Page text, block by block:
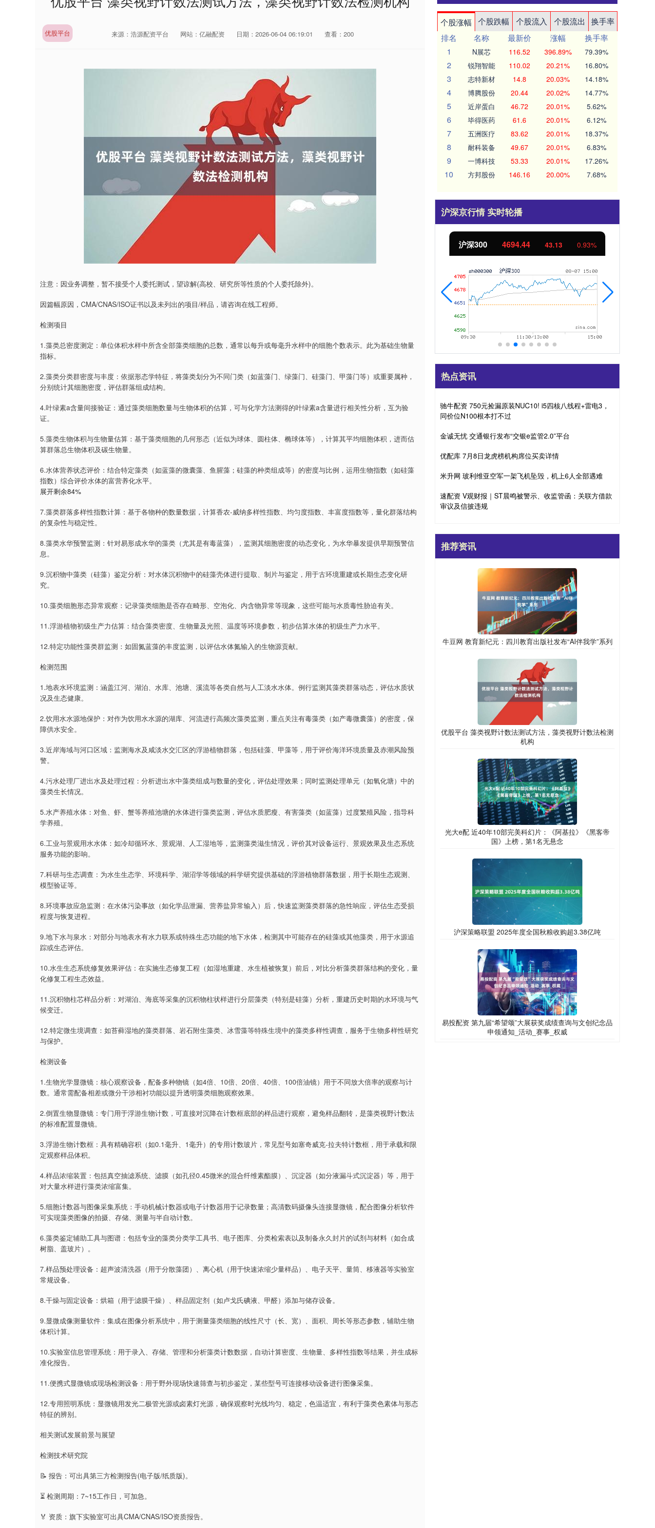
优股平台 来源：浩源配资平台 网站：亿融配资 日期：2026-06-04 06:19:01 查看：200
注意：因业务调整，暂不接受个人委托测试，望谅解(高校、研究所等性质的个人委托除外)。
因篇幅原因，CMA/CNAS/ISO证书以及未列出的项目/样品，请咨询在线工程师。
检测项目
1.藻类总密度测定：单位体积水样中所含全部藻类细胞的总数，通常以每升或每毫升水样中的细胞个数表示。此为基础生物量
指标。
2.藻类分类群密度与丰度：依据形态学特征，将藻类划分为不同门类（如蓝藻门、绿藻门、硅藻门、甲藻门等）或重要属种，
分别统计其细胞密度，评估群落组成结构。
4.叶绿素a含量间接验证：通过藻类细胞数量与生物体积的估算，可与化学方法测得的叶绿素a含量进行相关性分析，互为验
证。
5.藻类生物体积与生物量估算：基于藻类细胞的几何形态（近似为球体、圆柱体、椭球体等），计算其平均细胞体积，进而估
算群落总生物体积及碳生物量。
6.水体营养状态评价：结合特定藻类（如蓝藻的微囊藻、鱼腥藻；硅藻的种类组成等）的密度与比例，运用生物指数（如硅藻
指数）综合评价水体的富营养化水平。
展开剩余84%
7.藻类群落多样性指数计算：基于各物种的数量数据，计算香农-威纳多样性指数、均匀度指数、丰富度指数等，量化群落结构
的复杂性与稳定性。
8.藻类水华预警监测：针对易形成水华的藻类（尤其是有毒蓝藻），监测其细胞密度的动态变化，为水华暴发提供早期预警信
息。
9.沉积物中藻类（硅藻）鉴定分析：对水体沉积物中的硅藻壳体进行提取、制片与鉴定，用于古环境重建或长期生态变化研
究。
10.藻类细胞形态异常观察：记录藻类细胞是否存在畸形、空泡化、内含物异常等现象，这些可能与水质毒性胁迫有关。
11.浮游植物初级生产力估算：结合藻类密度、生物量及光照、温度等环境参数，初步估算水体的初级生产力水平。
12.特定功能性藻类群监测：如固氮蓝藻的丰度监测，以评估水体氮输入的生物源贡献。
检测范围
1.地表水环境监测：涵盖江河、湖泊、水库、池塘、溪流等各类自然与人工淡水水体。例行监测其藻类群落动态，评估水质状
况及生态健康。
2.饮用水水源地保护：对作为饮用水水源的湖库、河流进行高频次藻类监测，重点关注有毒藻类（如产毒微囊藻）的密度，保
障供水安全。
3.近岸海域与河口区域：监测海水及咸淡水交汇区的浮游植物群落，包括硅藻、甲藻等，用于评价海洋环境质量及赤潮风险预
警。
4.污水处理厂进出水及处理过程：分析进出水中藻类组成与数量的变化，评估处理效果；同时监测处理单元（如氧化塘）中的
藻类生长情况。
5.水产养殖水体：对鱼、虾、蟹等养殖池塘的水体进行藻类监测，评估水质肥瘦、有害藻类（如蓝藻）过度繁殖风险，指导科
学养殖。
6.工业与景观用水水体：如冷却循环水、景观湖、人工湿地等，监测藻类滋生情况，评价其对设备运行、景观效果及生态系统
服务功能的影响。
7.科研与生态调查：为水生生态学、环境科学、湖沼学等领域的科学研究提供基础的浮游植物群落数据，用于长期生态观测、
模型验证等。
8.环境事故应急监测：在水体污染事故（如化学品泄漏、营养盐异常输入）后，快速监测藻类群落的急性响应，评估生态受损
程度与恢复进程。
9.地下水与泉水：对部分与地表水有水力联系或特殊生态功能的地下水体，检测其中可能存在的硅藻或其他藻类，用于水源追
踪或生态评估。
10.水生生态系统修复效果评估：在实施生态修复工程（如湿地重建、水生植被恢复）前后，对比分析藻类群落结构的变化，量
化修复工程生态效益。
11.沉积物柱芯样品分析：对湖泊、海底等采集的沉积物柱状样进行分层藻类（特别是硅藻）分析，重建历史时期的水环境与气
候变迁。
12.特定微生境调查：如苔藓湿地的藻类群落、岩石附生藻类、冰雪藻等特殊生境中的藻类多样性调查，服务于生物多样性研究
与保护。
检测设备
1.生物光学显微镜：核心观察设备，配备多种物镜（如4倍、10倍、20倍、40倍、100倍油镜）用于不同放大倍率的观察与计
数。通常需配备相差或微分干涉相衬功能以提升透明藻类细胞观察效果。
2.倒置生物显微镜：专门用于浮游生物计数，可直接对沉降在计数框底部的样品进行观察，避免样品翻转，是藻类视野计数法
的标准配置显微镜。
3.浮游生物计数框：具有精确容积（如0.1毫升、1毫升）的专用计数玻片，常见型号如塞奇威克-拉夫特计数框，用于承载和限
定观察样品体积。
4.样品浓缩装置：包括真空抽滤系统、滤膜（如孔径0.45微米的混合纤维素酯膜）、沉淀器（如分液漏斗式沉淀器）等，用于
对大量水样进行藻类浓缩富集。
5.细胞计数器与图像采集系统：手动机械计数器或电子计数器用于记录数量；高清数码摄像头连接显微镜，配合图像分析软件
可实现藻类图像的拍摄、存储、测量与半自动计数。
6.藻类鉴定辅助工具与图谱：包括专业的藻类分类学工具书、电子图库、分类检索表以及制备永久封片的试剂与材料（如合成
树脂、盖玻片）。
7.样品预处理设备：超声波清洗器（用于分散藻团）、离心机（用于快速浓缩少量样品）、电子天平、量筒、移液器等实验室
常规设备。
8.干燥与固定设备：烘箱（用于滤膜干燥）、样品固定剂（如卢戈氏碘液、甲醛）添加与储存设备。
9.显微成像测量软件：集成在图像分析系统中，用于测量藻类细胞的线性尺寸（长、宽）、面积、周长等形态参数，辅助生物
体积计算。
10.实验室信息管理系统：用于录入、存储、管理和分析藻类计数数据，自动计算密度、生物量、多样性指数等结果，并生成标
准化报告。
11.便携式显微镜或现场检测设备：用于野外现场快速筛查与初步鉴定，某些型号可连接移动设备进行图像采集。
12.专用照明系统：显微镜用发光二极管光源或卤素灯光源，确保观察时光线均匀、稳定，色温适宜，有利于藻类色素体与形态
特征的辨别。
相关测试发展前景与展望
检测技术研究院
📝 报告：可出具第三方检测报告(电子版/纸质版)。
⏳ 检测周期：7~15工作日，可加急。
🏅 资质：旗下实验室可出具CMA/CNAS/ISO资质报告。
个股涨幅 个股跌幅 个股流入 个股流出
换手率
排名
名称 最新价 涨幅
换手率
1
N展芯 116.52 396.89% 79.39%
2 锐翔智能 110.02 20.21% 16.80%
3 志特新材 14.8 20.03% 14.18%
4 博腾股份 20.44 20.02% 14.77%
5 近岸蛋白 46.72 20.01% 5.62%
6 毕得医药 61.6 20.01% 6.12%
7 五洲医疗 83.62 20.01% 18.37%
8 耐科装备 49.67 20.01% 6.83%
9 一博科技 53.33 20.01% 17.26%
10 方邦股份 146.16 20.00% 7.68%
沪深京行情 实时轮播
14311.01 北证50 1134.24 11.37 1.01%
热点资讯
驰牛配资 750元捡漏原装NUC10! i5四核八线程+雷电3，
同价位N100根本打不过
金诚无忧 交通银行发布“交银e监管2.0”平台
优配库 7月8日龙虎榜机构席位买卖详情
米升网 玻利维亚空军一架飞机坠毁，机上6人全部遇难
速配资 V观财报｜ST晨鸣被警示、收监管函：关联方借款
审议及信披违规
推荐资讯
牛豆网 教育新纪元：四川教育出版社发布“AI伴我学”系列
优股平台 藻类视野计数法测试方法，藻类视野计数法检测
机构
光大e配 近40年10部完美科幻片：《阿基拉》《黑客帝
国》上榜，第1名无悬念
沪深策略联盟 2025年度全国秋粮收购超3.38亿吨
易投配资 第九届“希望颂”大展获奖成绩查询与文创纪念品
申领通知_活动_赛事_权威